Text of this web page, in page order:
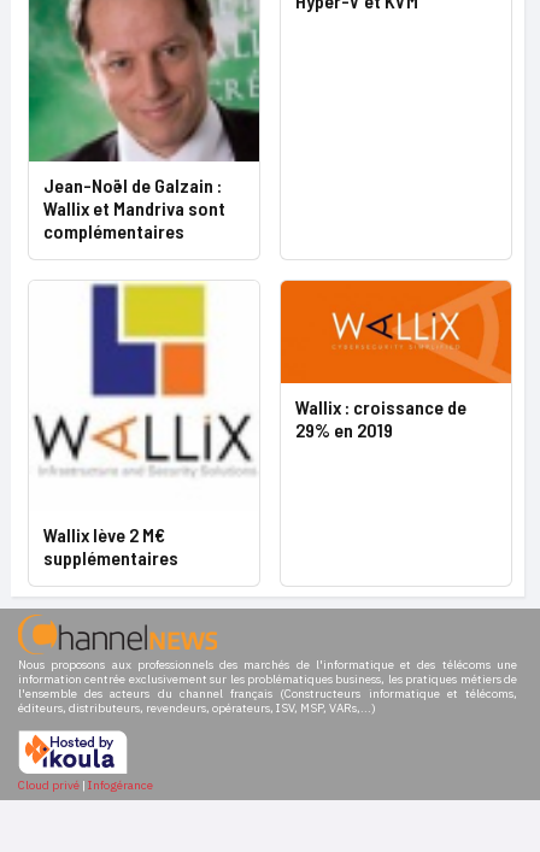
Jean-Noël de Galzain :
Wallix et Mandriva sont
complémentaires
Wallix lève 2 M€
supplémentaires
Wallix : croissance de
29% en 2019
Nous proposons aux professionnels des marchés de l'informatique et des télécoms une
information centrée exclusivement sur les problématiques business, les pratiques métiers de
l'ensemble des acteurs du channel français (Constructeurs informatique et télécoms,
éditeurs, distributeurs, revendeurs, opérateurs, ISV, MSP, VARs,...)
Cloud privé | Infogérance